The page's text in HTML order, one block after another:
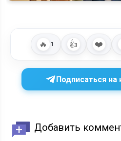
🔥 1 👍 ❤️
Подписаться
Добавить